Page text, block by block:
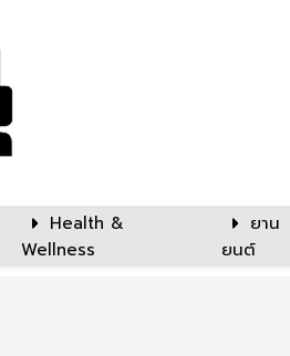
Health &
Wellness
ยาน
ยนต์